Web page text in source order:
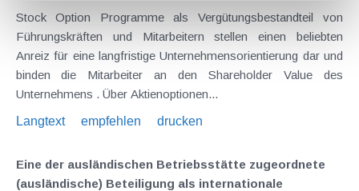
Stock Option Programme als Vergütungsbestandteil von
Führungskräften und Mitarbeitern stellen einen beliebten
Anreiz für eine langfristige Unternehmensorientierung dar und
binden die Mitarbeiter an den Shareholder Value des
Unternehmens . Über Aktienoptionen...
Langtext
empfehlen drucken
Eine der ausländischen Betriebsstätte zugeordnete
(ausländische) Beteiligung als internationale